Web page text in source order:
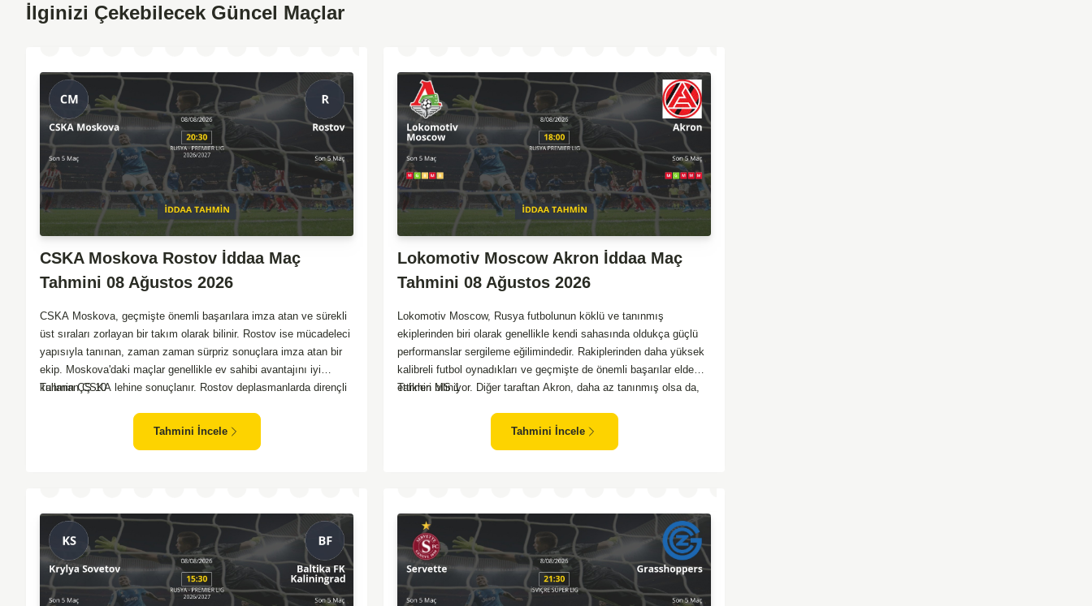
İlginizi Çekebilecek Güncel Maçlar
CSKA Moskova Rostov İddaa Maç
Tahmini 08 Ağustos 2026
CSKA Moskova, geçmişte önemli başarılara imza atan ve sürekli
üst sıraları zorlayan bir takım olarak bilinir. Rostov ise mücadeleci
yapısıyla tanınan, zaman zaman sürpriz sonuçlara imza atan bir
ekip. Moskova'daki maçlar genellikle ev sahibi avantajını iyi
kullanan CSKA lehine sonuçlanır. Rostov deplasmanlarda dirençli
CSKA'nın az farkla da olsa üstün olduğunu göstermektedir.
Tahmin ÇŞ 10
Tahmini İncele
Lokomotiv Moscow Akron İddaa Maç
Tahmini 08 Ağustos 2026
Lokomotiv Moscow, Rusya futbolunun köklü ve tanınmış
ekiplerinden biri olarak genellikle kendi sahasında oldukça güçlü
performanslar sergileme eğilimindedir. Rakiplerinden daha yüksek
kalibreli futbol oynadıkları ve geçmişte de önemli başarılar elde
ettikleri biliniyor. Diğer taraftan Akron, daha az tanınmış olsa da,
dikkat çekmektedir. Ancak genellikle Lokomotiv gibi köklü ve
Lokomotiv’in galibiyetle ayrılması daha yüksek ihtimal
taşımaktadır.
Tahmin MS 1
Tahmini İncele